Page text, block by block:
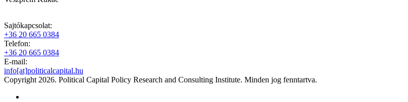
Sajtókapcsolat:
+36 20 665 0384
Telefon:
+36 20 665 0384
E-mail:
info[at]politicalcapital.hu
Copyright 2026. Political Capital Policy Research and Consulting Institute. Minden jog fenntartva.